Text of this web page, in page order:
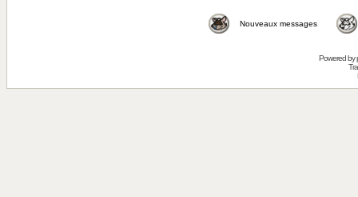
Nouveaux messages
Powered by